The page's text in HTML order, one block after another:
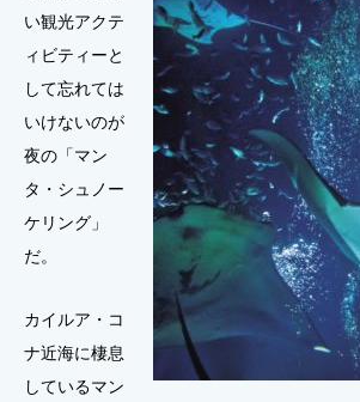
い観光アクテ
ィビティーと
して忘れては
いけないのが
夜の「マン
タ・シュノー
ケリング」
だ。
カイルア・コ
ナ近海に棲息
しているマン